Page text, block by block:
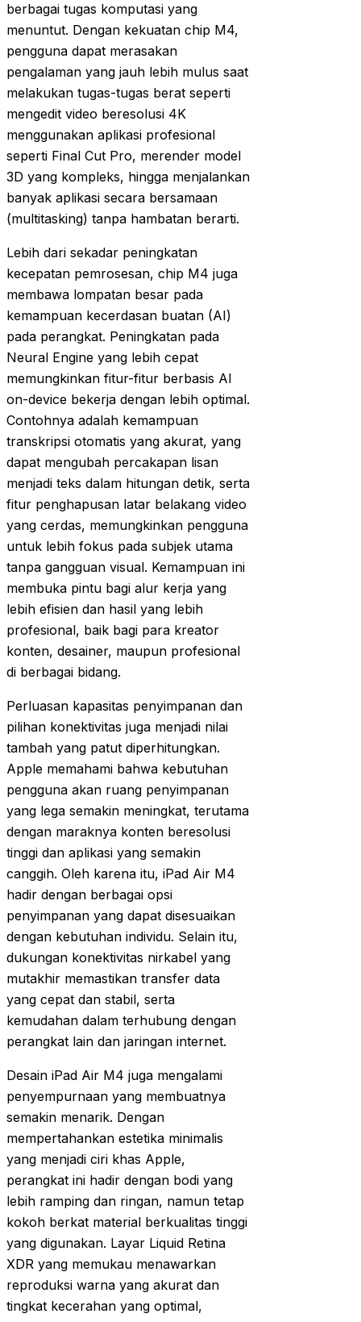
berbagai tugas komputasi yang
menuntut. Dengan kekuatan chip M4,
pengguna dapat merasakan
pengalaman yang jauh lebih mulus saat
melakukan tugas-tugas berat seperti
mengedit video beresolusi 4K
menggunakan aplikasi profesional
seperti Final Cut Pro, merender model
3D yang kompleks, hingga menjalankan
banyak aplikasi secara bersamaan
(multitasking) tanpa hambatan berarti.
Lebih dari sekadar peningkatan
kecepatan pemrosesan, chip M4 juga
membawa lompatan besar pada
kemampuan kecerdasan buatan (AI)
pada perangkat. Peningkatan pada
Neural Engine yang lebih cepat
memungkinkan fitur-fitur berbasis AI
on-device bekerja dengan lebih optimal.
Contohnya adalah kemampuan
transkripsi otomatis yang akurat, yang
dapat mengubah percakapan lisan
menjadi teks dalam hitungan detik, serta
fitur penghapusan latar belakang video
yang cerdas, memungkinkan pengguna
untuk lebih fokus pada subjek utama
tanpa gangguan visual. Kemampuan ini
membuka pintu bagi alur kerja yang
lebih efisien dan hasil yang lebih
profesional, baik bagi para kreator
konten, desainer, maupun profesional
di berbagai bidang.
Perluasan kapasitas penyimpanan dan
pilihan konektivitas juga menjadi nilai
tambah yang patut diperhitungkan.
Apple memahami bahwa kebutuhan
pengguna akan ruang penyimpanan
yang lega semakin meningkat, terutama
dengan maraknya konten beresolusi
tinggi dan aplikasi yang semakin
canggih. Oleh karena itu, iPad Air M4
hadir dengan berbagai opsi
penyimpanan yang dapat disesuaikan
dengan kebutuhan individu. Selain itu,
dukungan konektivitas nirkabel yang
mutakhir memastikan transfer data
yang cepat dan stabil, serta
kemudahan dalam terhubung dengan
perangkat lain dan jaringan internet.
Desain iPad Air M4 juga mengalami
penyempurnaan yang membuatnya
semakin menarik. Dengan
mempertahankan estetika minimalis
yang menjadi ciri khas Apple,
perangkat ini hadir dengan bodi yang
lebih ramping dan ringan, namun tetap
kokoh berkat material berkualitas tinggi
yang digunakan. Layar Liquid Retina
XDR yang memukau menawarkan
reproduksi warna yang akurat dan
tingkat kecerahan yang optimal,